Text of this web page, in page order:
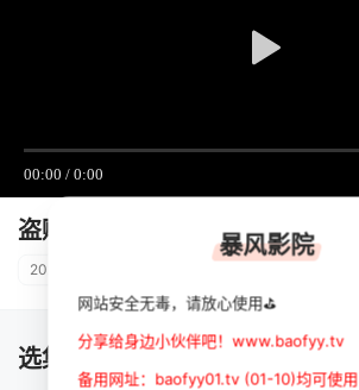
盗贼之歌
2023
选集播放
暴风影院
网站安全无毒，请放心使用⛳
分享给身边小伙伴吧！www.baofyy.tv
备用网址：baofyy01.tv (01-10)均可使用